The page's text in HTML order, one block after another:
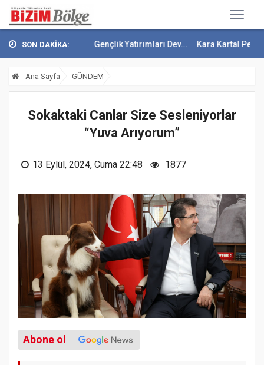
SON DAKİKA:
Sağlık Ve Gençlik Yatırımları Dev... Kara Kartal Pençesini Attı
Ana Sayfa GÜNDEM
Sokaktaki Canlar Size Sesleniyorlar
“Yuva Arıyorum”
13 Eylül, 2024, Cuma 22:48 1877
Abone ol